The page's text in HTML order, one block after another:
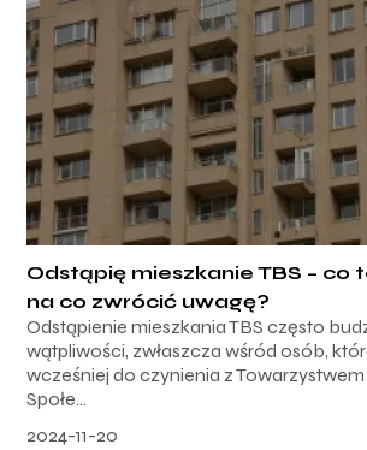
Odstąpię mieszkanie TBS – co
na co zwrócić uwagę?
Odstąpienie mieszkania TBS często
wątpliwości, zwłaszcza wśród osób,
wcześniej do czynienia z
Społe...
2024-11-20